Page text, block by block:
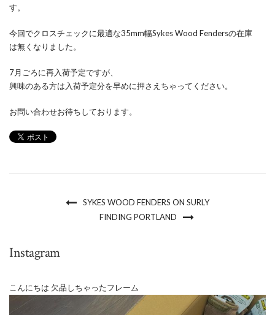
す。
今回でクロスチェックに最適な35mm幅Sykes Wood Fendersの在庫
は無くなりました。
7月ごろに再入荷予定ですが、
興味のある方は入荷予定分を早めに押さえちゃってください。
お問い合わせお待ちしております。
SYKES WOOD FENDERS ON SURLY
FINDING PORTLAND
Instagram
こんにちは 欠品しちゃったフレーム